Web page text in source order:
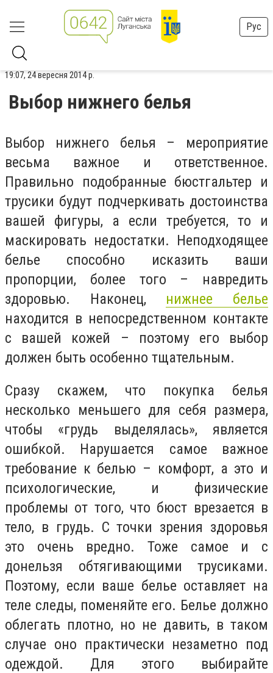
Рус
19:07, 24 вересня 2014 р.
Выбор нижнего белья
Выбор нижнего белья – мероприятие
весьма важное и ответственное.
Правильно подобранные бюстгальтер и
трусики будут подчеркивать достоинства
вашей фигуры, а если требуется, то и
маскировать недостатки. Неподходящее
белье способно исказить ваши
пропорции, более того – навредить
здоровью. Наконец, нижнее белье
находится в непосредственном контакте
с вашей кожей – поэтому его выбор
должен быть особенно тщательным.
Сразу скажем, что покупка белья
несколько меньшего для себя размера,
чтобы «грудь выделялась», является
ошибкой. Нарушается самое важное
требование к белью – комфорт, а это и
психологические, и физические
проблемы от того, что бюст врезается в
тело, в грудь. С точки зрения здоровья
это очень вредно. Тоже самое и с
донельзя обтягивающими трусиками.
Поэтому, если ваше белье оставляет на
теле следы, поменяйте его. Белье должно
облегать плотно, но не давить, в таком
случае оно практически незаметно под
одеждой. Для этого выбирайте